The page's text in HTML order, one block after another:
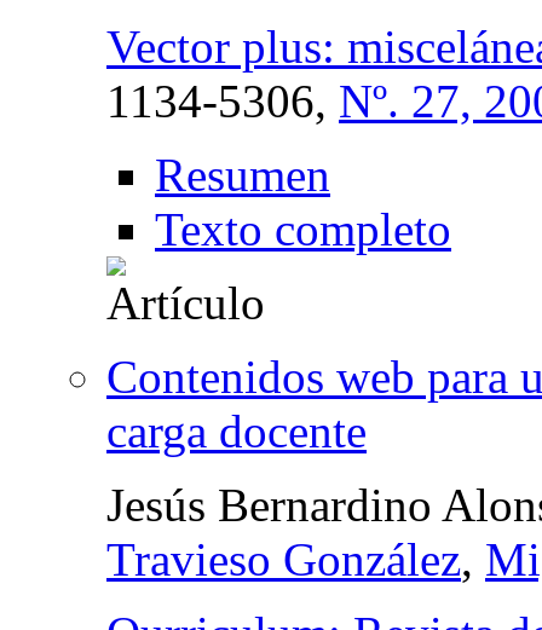
Vector plus:
1134-5306, Nº. 27,
Resumen
Texto completo
Contenidos web para
carga docente
Jesús Bernardino
Travieso González,